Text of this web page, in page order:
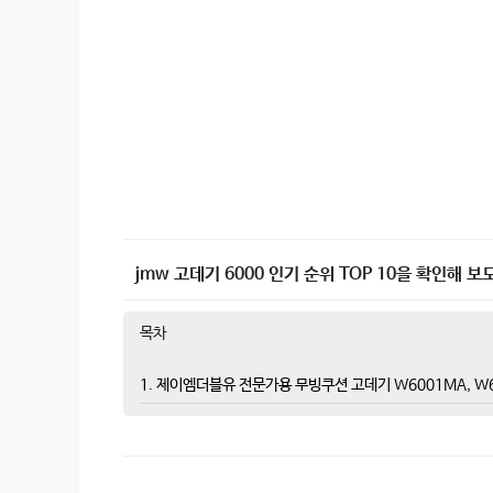
jmw 고데기 6000 인기 순위 TOP 10을 확인해 보
목차
1. 제이엠더블유 전문가용 무빙쿠션 고데기 W6001MA,